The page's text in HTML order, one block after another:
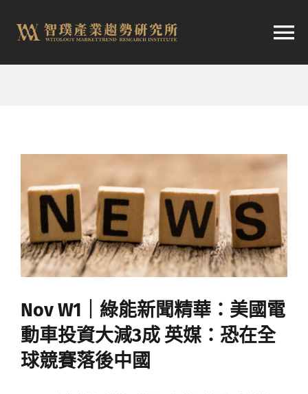
容
航
市場快訊
產業日報
媒體曝光
Nov W1｜綠能新聞精華：美國電
動車投資大減3成 英媒：恐在全
球競賽落後中國